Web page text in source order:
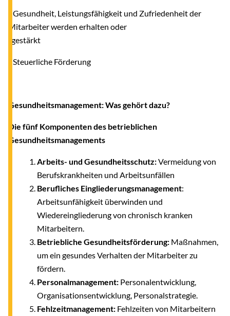
- Gesundheit, Leistungsfähigkeit und Zufriedenheit der
Mitarbeiter werden erhalten oder
gestärkt
- Steuerliche Förderung
Gesundheitsmanagement: Was gehört dazu?
Die fünf Komponenten des betrieblichen
Gesundheitsmanagements
Arbeits- und Gesundheitsschutz:Vermeidung von
Berufskrankheiten und Arbeitsunfällen
Berufliches Eingliederungsmanagement:
Arbeitsunfähigkeit überwinden und
Wiedereingliederung von chronisch kranken
Mitarbeitern.
Betriebliche Gesundheitsförderung: Maßnahmen,
um ein gesundes Verhalten der Mitarbeiter zu
fördern.
Personalmanagement: Personalentwicklung,
Organisationsentwicklung, Personalstrategie.
Fehlzeitmanagement: Fehlzeiten von Mitarbeitern